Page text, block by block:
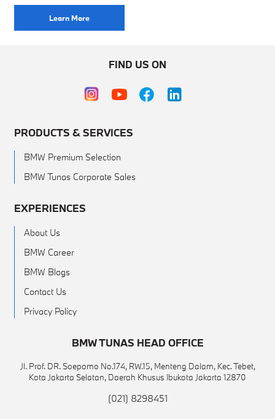
Learn More
FIND US ON
PRODUCTS & SERVICES
BMW Premium Selection
BMW Tunas Corporate Sales
EXPERIENCES
About Us
BMW Career
BMW Blogs
Contact Us
Privacy Policy
BMW TUNAS HEAD OFFICE
Jl. Prof. DR. Soepomo No.174, RW.15, Menteng Dalam, Kec. Tebet,
Kota Jakarta Selatan, Daerah Khusus Ibukota Jakarta 12870
(021) 8298451